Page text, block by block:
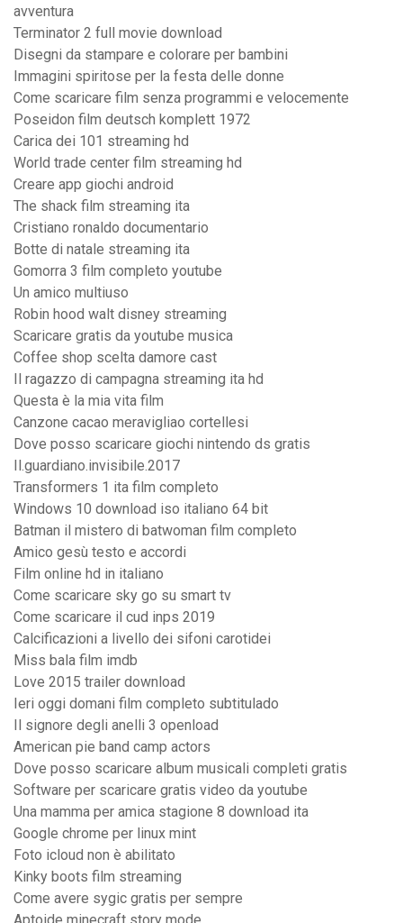
avventura
Terminator 2 full movie download
Disegni da stampare e colorare per bambini
Immagini spiritose per la festa delle donne
Come scaricare film senza programmi e velocemente
Poseidon film deutsch komplett 1972
Carica dei 101 streaming hd
World trade center film streaming hd
Creare app giochi android
The shack film streaming ita
Cristiano ronaldo documentario
Botte di natale streaming ita
Gomorra 3 film completo youtube
Un amico multiuso
Robin hood walt disney streaming
Scaricare gratis da youtube musica
Coffee shop scelta damore cast
Il ragazzo di campagna streaming ita hd
Questa è la mia vita film
Canzone cacao meravigliao cortellesi
Dove posso scaricare giochi nintendo ds gratis
Il.guardiano.invisibile.2017
Transformers 1 ita film completo
Windows 10 download iso italiano 64 bit
Batman il mistero di batwoman film completo
Amico gesù testo e accordi
Film online hd in italiano
Come scaricare sky go su smart tv
Come scaricare il cud inps 2019
Calcificazioni a livello dei sifoni carotidei
Miss bala film imdb
Love 2015 trailer download
Ieri oggi domani film completo subtitulado
Il signore degli anelli 3 openload
American pie band camp actors
Dove posso scaricare album musicali completi gratis
Software per scaricare gratis video da youtube
Una mamma per amica stagione 8 download ita
Google chrome per linux mint
Foto icloud non è abilitato
Kinky boots film streaming
Come avere sygic gratis per sempre